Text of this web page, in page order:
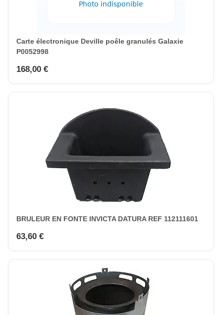
Carte électronique Deville poêle granulés Galaxie
P0052998
168,00 €
BRULEUR EN FONTE INVICTA DATURA REF 112111601
63,60 €